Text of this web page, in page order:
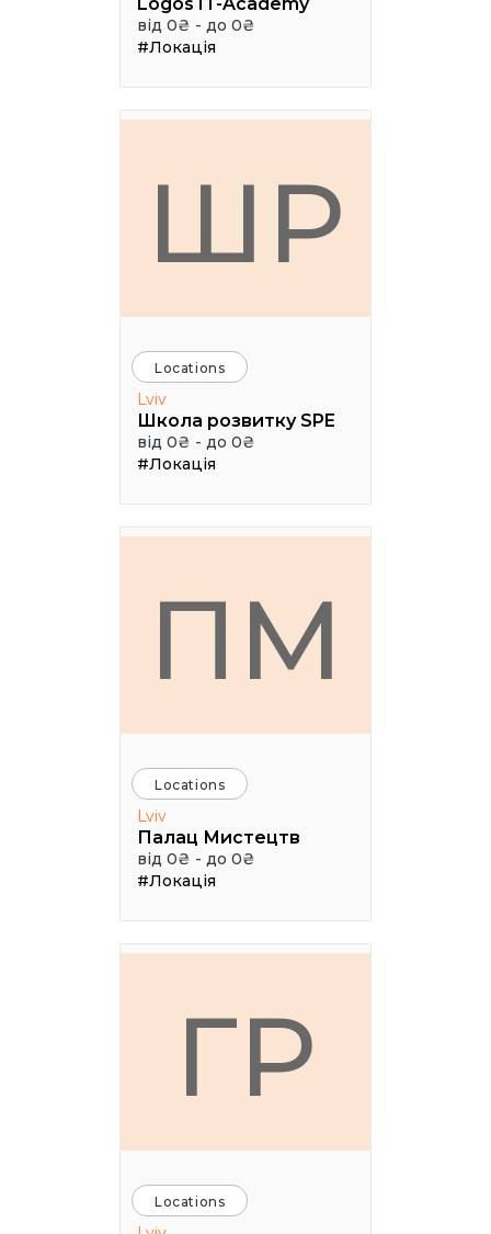
Logos IT-Academy
від 0₴ - до 0₴
#Локація
ШР
Locations
Lviv
Школа розвитку SPE
від 0₴ - до 0₴
#Локація
ПМ
Locations
Lviv
Палац Мистецтв
від 0₴ - до 0₴
#Локація
ГР
Locations